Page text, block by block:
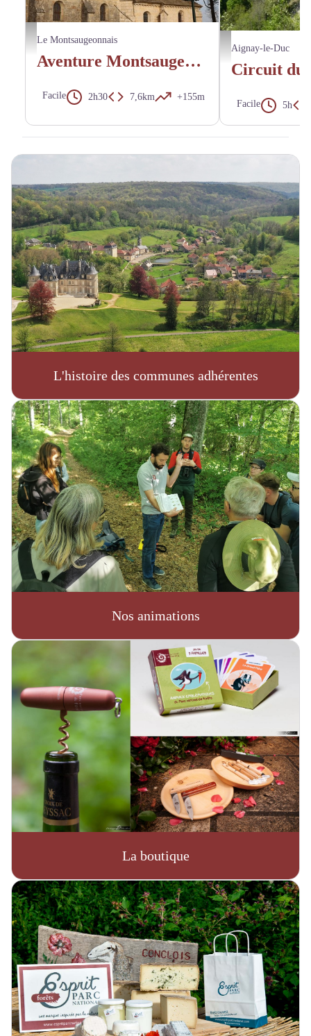
Abbaye d'Aubigny en automne - Parc national de forêts
Le Montsaugeonnais
Aventure Montsaugeonnaise
Facile 2h30 7,6km +155m
Cirque de la Coquille -
Aignay-le-Duc
Facile 5h
L'histoire des communes adhérentes
Nos animations
La boutique